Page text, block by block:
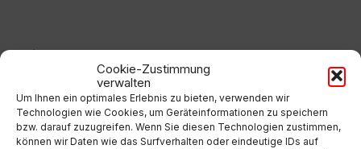
Cookie-Zustimmung
verwalten
Um Ihnen ein optimales Erlebnis zu bieten, verwenden wir
Technologien wie Cookies, um Geräteinformationen zu speichern
bzw. darauf zuzugreifen. Wenn Sie diesen Technologien zustimmen,
können wir Daten wie das Surfverhalten oder eindeutige IDs auf
Filter
Von: